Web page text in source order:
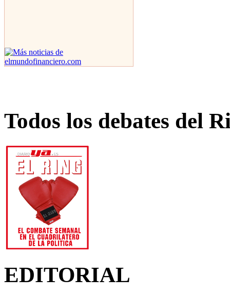
Todos los debates del
EDITORIAL